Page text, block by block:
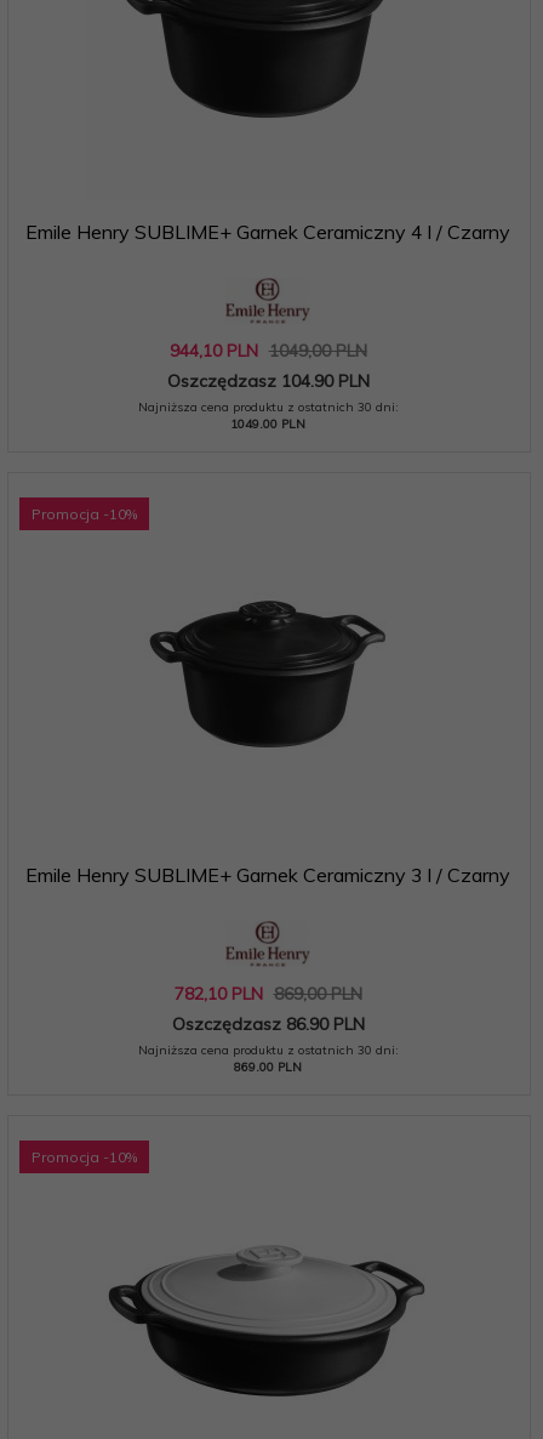
Emile Henry SUBLIME+ Garnek Ceramiczny 4 l / Czarny
944,10 PLN 1049,00 PLN
Oszczędzasz 104.90 PLN
Najniższa cena produktu z ostatnich 30 dni:
1049.00 PLN
Promocja -10%
Emile Henry SUBLIME+ Garnek Ceramiczny 3 l / Czarny
782,10 PLN 869,00 PLN
Oszczędzasz 86.90 PLN
Najniższa cena produktu z ostatnich 30 dni:
869.00 PLN
Promocja -10%